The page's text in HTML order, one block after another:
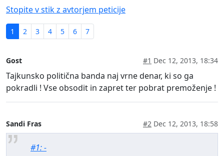
Stopite v stik z avtorjem peticije
1 2 3 4 5 6 7
Gost #1 Dec 12, 2013, 18:34
Tajkunsko politična banda naj vrne denar, ki so ga
pokradli ! Vse obsodit in zapret ter pobrat premoženje !
Sandi Fras #2 Dec 12, 2013, 18:58
#1: -